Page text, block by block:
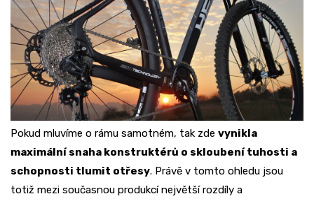
Pokud mluvíme o rámu samotném, tak zde vynikla
maximální snaha konstruktérů o skloubení tuhosti a
schopnosti tlumit otřesy. Právě v tomto ohledu jsou
totiž mezi současnou produkcí největší rozdíly a